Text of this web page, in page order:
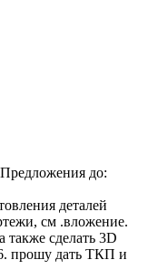
Предложения до:
деталей
см .вложение.
сделать 3D
прошу дать ТКП и